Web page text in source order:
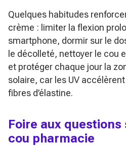
Quelques habitudes
crème : limiter la flexion
smartphone, dormir sur le
le décolleté, nettoyer le cou
et protéger chaque jour la
solaire, car les UV
fibres d’élastine.
Foire aux
cou pharmacie